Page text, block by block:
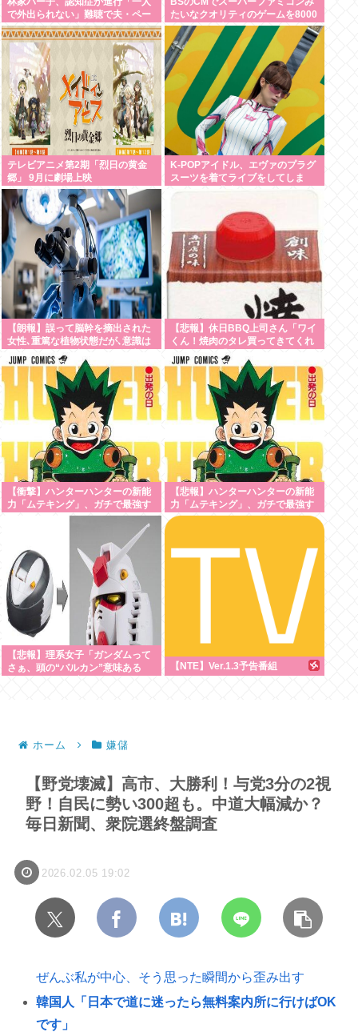
で外出られない」難聴で夫・ペー
と「筆談」…自宅全焼から約1年
たいなクオリティのゲームを8000
円ぐらいで売ってるでしょ
テレビアニメ第2期「烈日の黄金
郷」 9月に劇場上映
K-POPアイドル、エヴァのプラグ
スーツを着てライブをしてしま
う…これは非常にえちち
【朗報】誤って脳幹を摘出された
女性､重篤な植物状態だが､意識は
正常で何かを思考していると判明
【悲報】休日BBQ上司さん「ワイ
くん！焼肉のタレ買ってきてくれ
る？」ワイ「！！？」www
【衝撃】ハンターハンターの新能
力「ムテキング」、ガチで最強す
【悲報】ハンターハンターの新能
力「ムテキング」、ガチで最強す
ぎる
【悲報】理系女子「ガンダムって
さぁ、頭の“バルカン”意味ある
【NTE】Ver.1.3予告番組
ホーム 嫌儲
【野党壊滅】高市、大勝利！与党3分の2視
野！自民に勢い300超も。中道大幅減か？
毎日新聞、衆院選終盤調査
2026.02.05 19:02
ぜんぶ私が中心、そう思った瞬間から歪み出す
韓国人「日本で道に迷ったら無料案内所に行けばOK
です」